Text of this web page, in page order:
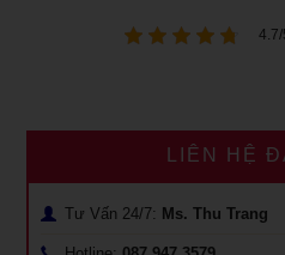
LIÊN HỆ
Tư Vấn 24/7: Ms. Thu Trang